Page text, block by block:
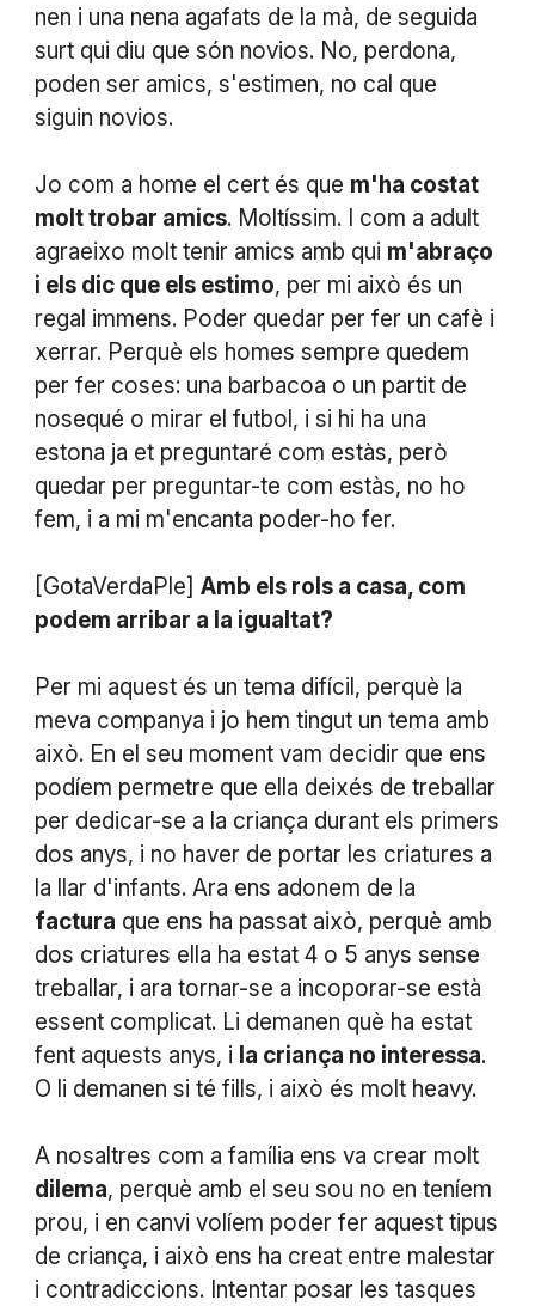
nen i una nena agafats de la mà, de seguida
surt qui diu que són novios. No, perdona,
poden ser amics, s'estimen, no cal que
siguin novios.
Jo com a home el cert és que m'ha costat
molt trobar amics. Moltíssim. I com a adult
agraeixo molt tenir amics amb qui m'abraço
i els dic que els estimo, per mi això és un
regal immens. Poder quedar per fer un cafè i
xerrar. Perquè els homes sempre quedem
per fer coses: una barbacoa o un partit de
nosequé o mirar el futbol, i si hi ha una
estona ja et preguntaré com estàs, però
quedar per preguntar-te com estàs, no ho
fem, i a mi m'encanta poder-ho fer.
[GotaVerdaPle] Amb els rols a casa, com
podem arribar a la igualtat?
Per mi aquest és un tema difícil, perquè la
meva companya i jo hem tingut un tema amb
això. En el seu moment vam decidir que ens
podíem permetre que ella deixés de treballar
per dedicar-se a la criança durant els primers
dos anys, i no haver de portar les criatures a
la llar d'infants. Ara ens adonem de la
factura que ens ha passat això, perquè amb
dos criatures ella ha estat 4 o 5 anys sense
treballar, i ara tornar-se a incoporar-se està
essent complicat. Li demanen què ha estat
fent aquests anys, i la criança no interessa.
O li demanen si té fills, i això és molt heavy.
A nosaltres com a família ens va crear molt
dilema, perquè amb el seu sou no en teníem
prou, i en canvi volíem poder fer aquest tipus
de criança, i això ens ha creat entre malestar
i contradiccions. Intentar posar les tasques